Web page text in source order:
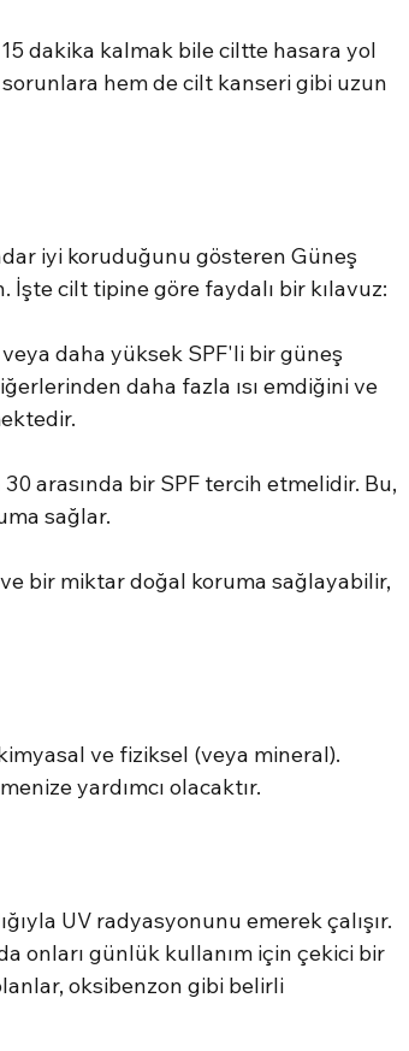
dakika kalmak bile ciltte hasara yol
hem de cilt kanseri gibi uzun
iyi koruduğunu gösteren Güneş
cilt tipine göre faydalı bir kılavuz:
daha yüksek SPF'li bir güneş
daha fazla ısı emdiğini ve
arasında bir SPF tercih etmelidir. Bu,
sağlar.
bir miktar doğal koruma sağlayabilir,
ve fiziksel (veya mineral).
yardımcı olacaktır.
UV radyasyonunu emerek çalışır.
onları günlük kullanım için çekici bir
oksibenzon gibi belirli